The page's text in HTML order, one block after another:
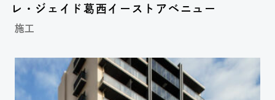
レ・ジェイド葛西イーストアベニュー
施工